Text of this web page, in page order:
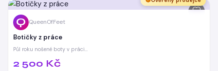
Q QueenOfFeet
Botičky z práce
Půl roku nošené boty v práci…
2 500 Kč